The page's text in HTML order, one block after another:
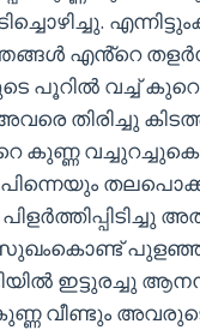
ഞങ്ങൾ എൻ്റെ
വച്ച് കുറെ
തിരിച്ചു
കുണ്ണ
സുഖംകൊണ്ട്
ഇട്ടുരച്ചു
വീണ്ടും